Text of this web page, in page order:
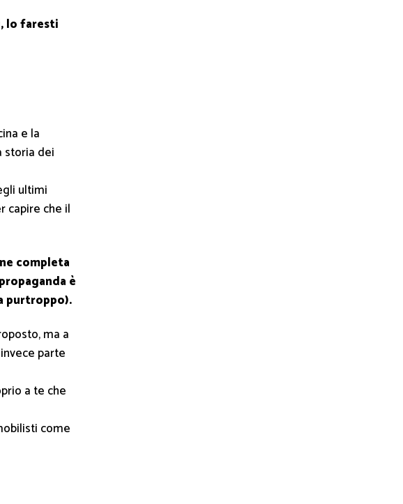
lo faresti
e la
storia dei
ultimi
capire che il
completa
è
purtroppo).
ma a
parte
a te che
come